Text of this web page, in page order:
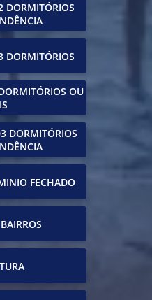
DORMITÓRIOS
DORMITÓRIOS
OU
DORMITÓRIOS
FECHADO